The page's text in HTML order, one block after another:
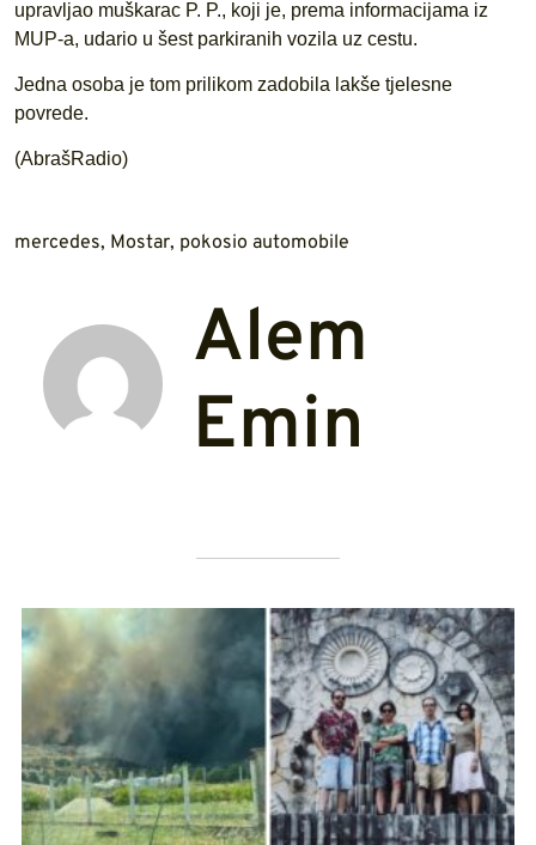
upravljao muškarac P. P., koji je, prema informacijama iz
MUP-a, udario u šest parkiranih vozila uz cestu.
Jedna osoba je tom prilikom zadobila lakše tjelesne
povrede.
(AbrašRadio)
mercedes, Mostar, pokosio automobile
Alem
Emin